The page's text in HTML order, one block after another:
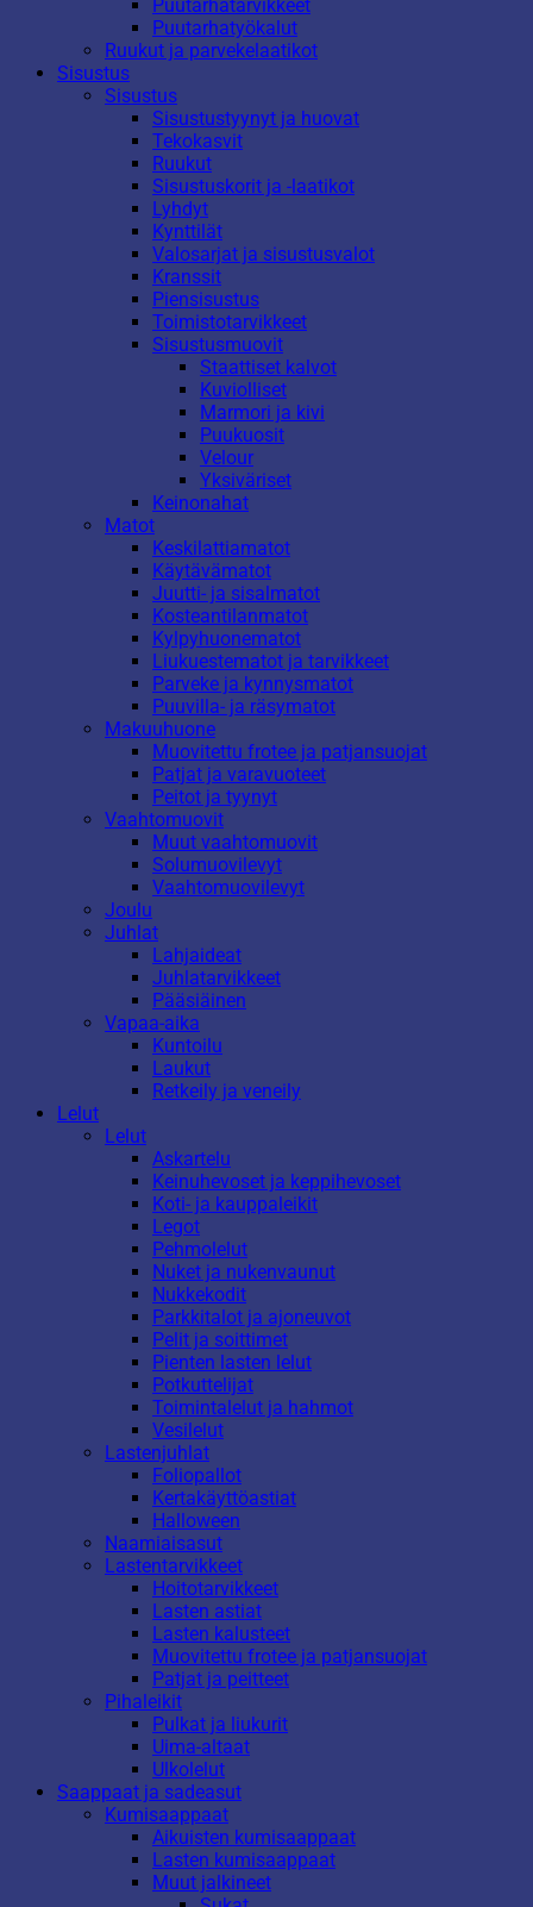
Puutarhatarvikkeet
Puutarhatyökalut
Ruukut ja parvekelaatikot
Sisustus
Sisustus
Sisustustyynyt ja huovat
Tekokasvit
Ruukut
Sisustuskorit ja -laatikot
Lyhdyt
Kynttilät
Valosarjat ja sisustusvalot
Kranssit
Piensisustus
Toimistotarvikkeet
Sisustusmuovit
Staattiset kalvot
Kuviolliset
Marmori ja kivi
Puukuosit
Velour
Yksiväriset
Keinonahat
Matot
Keskilattiamatot
Käytävämatot
Juutti- ja sisalmatot
Kosteantilanmatot
Kylpyhuonematot
Liukuestematot ja tarvikkeet
Parveke ja kynnysmatot
Puuvilla- ja räsymatot
Makuuhuone
Muovitettu frotee ja patjansuojat
Patjat ja varavuoteet
Peitot ja tyynyt
Vaahtomuovit
Muut vaahtomuovit
Solumuovilevyt
Vaahtomuovilevyt
Joulu
Juhlat
Lahjaideat
Juhlatarvikkeet
Pääsiäinen
Vapaa-aika
Kuntoilu
Laukut
Retkeily ja veneily
Lelut
Lelut
Askartelu
Keinuhevoset ja keppihevoset
Koti- ja kauppaleikit
Legot
Pehmolelut
Nuket ja nukenvaunut
Nukkekodit
Parkkitalot ja ajoneuvot
Pelit ja soittimet
Pienten lasten lelut
Potkuttelijat
Toimintalelut ja hahmot
Vesilelut
Lastenjuhlat
Foliopallot
Kertakäyttöastiat
Halloween
Naamiaisasut
Lastentarvikkeet
Hoitotarvikkeet
Lasten astiat
Lasten kalusteet
Muovitettu frotee ja patjansuojat
Patjat ja peitteet
Pihaleikit
Pulkat ja liukurit
Uima-altaat
Ulkolelut
Saappaat ja sadeasut
Kumisaappaat
Aikuisten kumisaappaat
Lasten kumisaappaat
Muut jalkineet